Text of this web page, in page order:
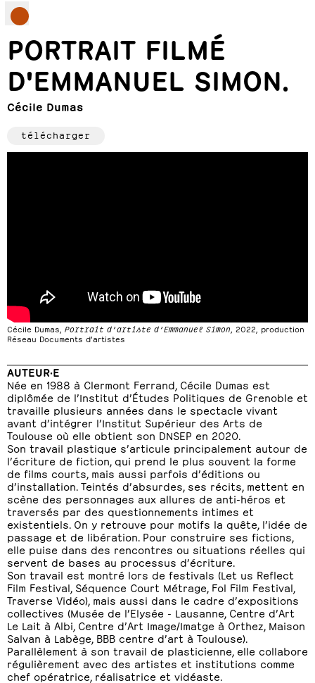
PORTRAIT FILMÉ
D'EMMANUEL SIMON.
Cécile Dumas
télécharger
Cécile Dumas, Portrait d’artiste d’Emmanuel Simon , 2022, production
Réseau Documents d’artistes
AUTEUR·E
Née en 1988 à Clermont Ferrand, Cécile Dumas est
diplômée de l’Institut d’Études Politiques de Grenoble et
travaille plusieurs années dans le spectacle vivant
avant d’intégrer l’Institut Supérieur des Arts de
Toulouse où elle obtient son DNSEP en 2020.
Son travail plastique s’articule principalement autour de
l’écriture de fiction, qui prend le plus souvent la forme
de films courts, mais aussi parfois d’éditions ou
d’installation. Teintés d’absurdes, ses récits, mettent en
scène des personnages aux allures de anti-héros et
traversés par des questionnements intimes et
existentiels. On y retrouve pour motifs la quête, l’idée de
passage et de libération. Pour construire ses fictions,
elle puise dans des rencontres ou situations réelles qui
servent de bases au processus d’écriture.
Son travail est montré lors de festivals (Let us Reflect
Film Festival, Séquence Court Métrage, Fol Film Festival,
Traverse Vidéo), mais aussi dans le cadre d’expositions
collectives (Musée de l’Elysée - Lausanne, Centre d’Art
Le Lait à Albi, Centre d’Art Image/Imatge à Orthez, Maison
Salvan à Labège, BBB centre d’art à Toulouse).
Parallèlement à son travail de plasticienne, elle collabore
régulièrement avec des artistes et institutions comme
chef opératrice, réalisatrice et vidéaste.